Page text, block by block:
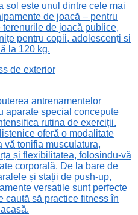
sol este unul dintre cele mai
de joacă – pentru
terenurile de joacă publice,
pentru copii, adolescenți și
la 120 kg.
de exterior
antrenamentelor
aparate special concepute
rutina de exerciții.
oferă o modalitate
vă tonifia musculatura,
și flexibilitatea, folosindu-vă
corporală. De la bare de
și stații de push-up,
versatile sunt perfecte
caută să practice fitness în